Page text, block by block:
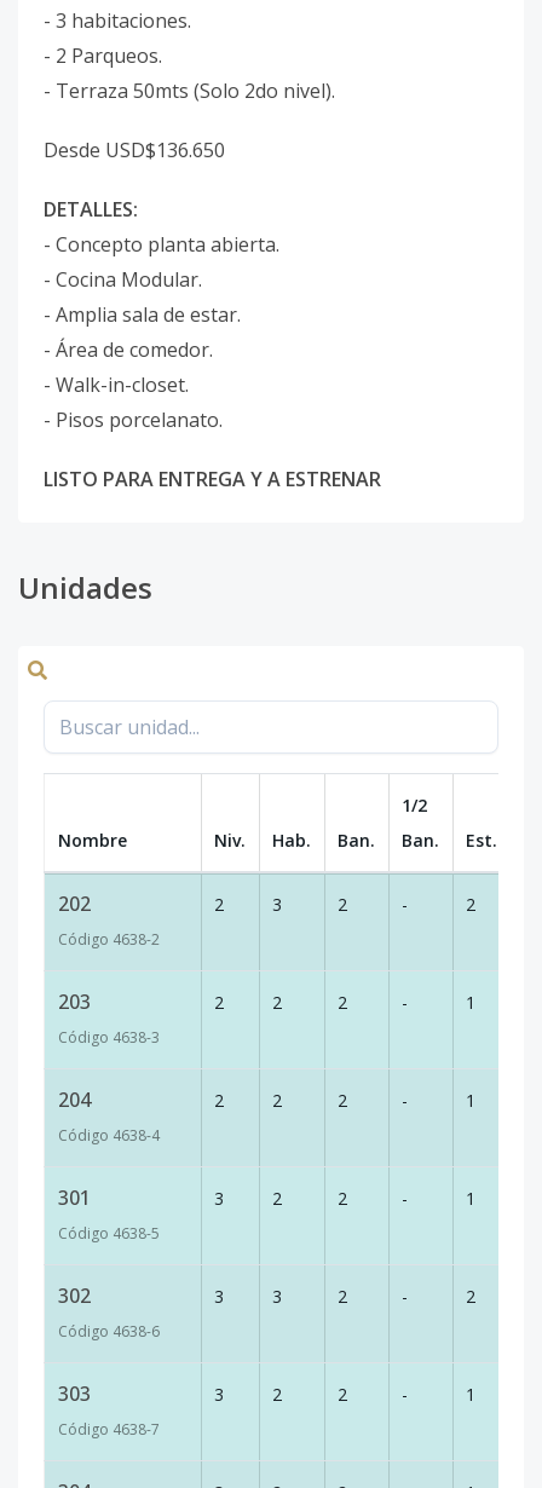
- 3 habitaciones.
- 2 Parqueos.
- Terraza 50mts (Solo 2do nivel).
Desde USD$136.650
DETALLES:
- Concepto planta abierta.
- Cocina Modular.
- Amplia sala de estar.
- Área de comedor.
- Walk-in-closet.
- Pisos porcelanato.
LISTO PARA ENTREGA Y A ESTRENAR
Unidades
Nombre Niv. Hab. Ban.
1/2
Ban.
Est.
202
Código 4638-2
2 3 2 - 2
203
Código 4638-3
2 2 2 - 1
204
Código 4638-4
2 2 2 - 1
301
Código 4638-5
3 2 2 - 1
302
Código 4638-6
3 3 2 - 2
303
Código 4638-7
3 2 2 - 1